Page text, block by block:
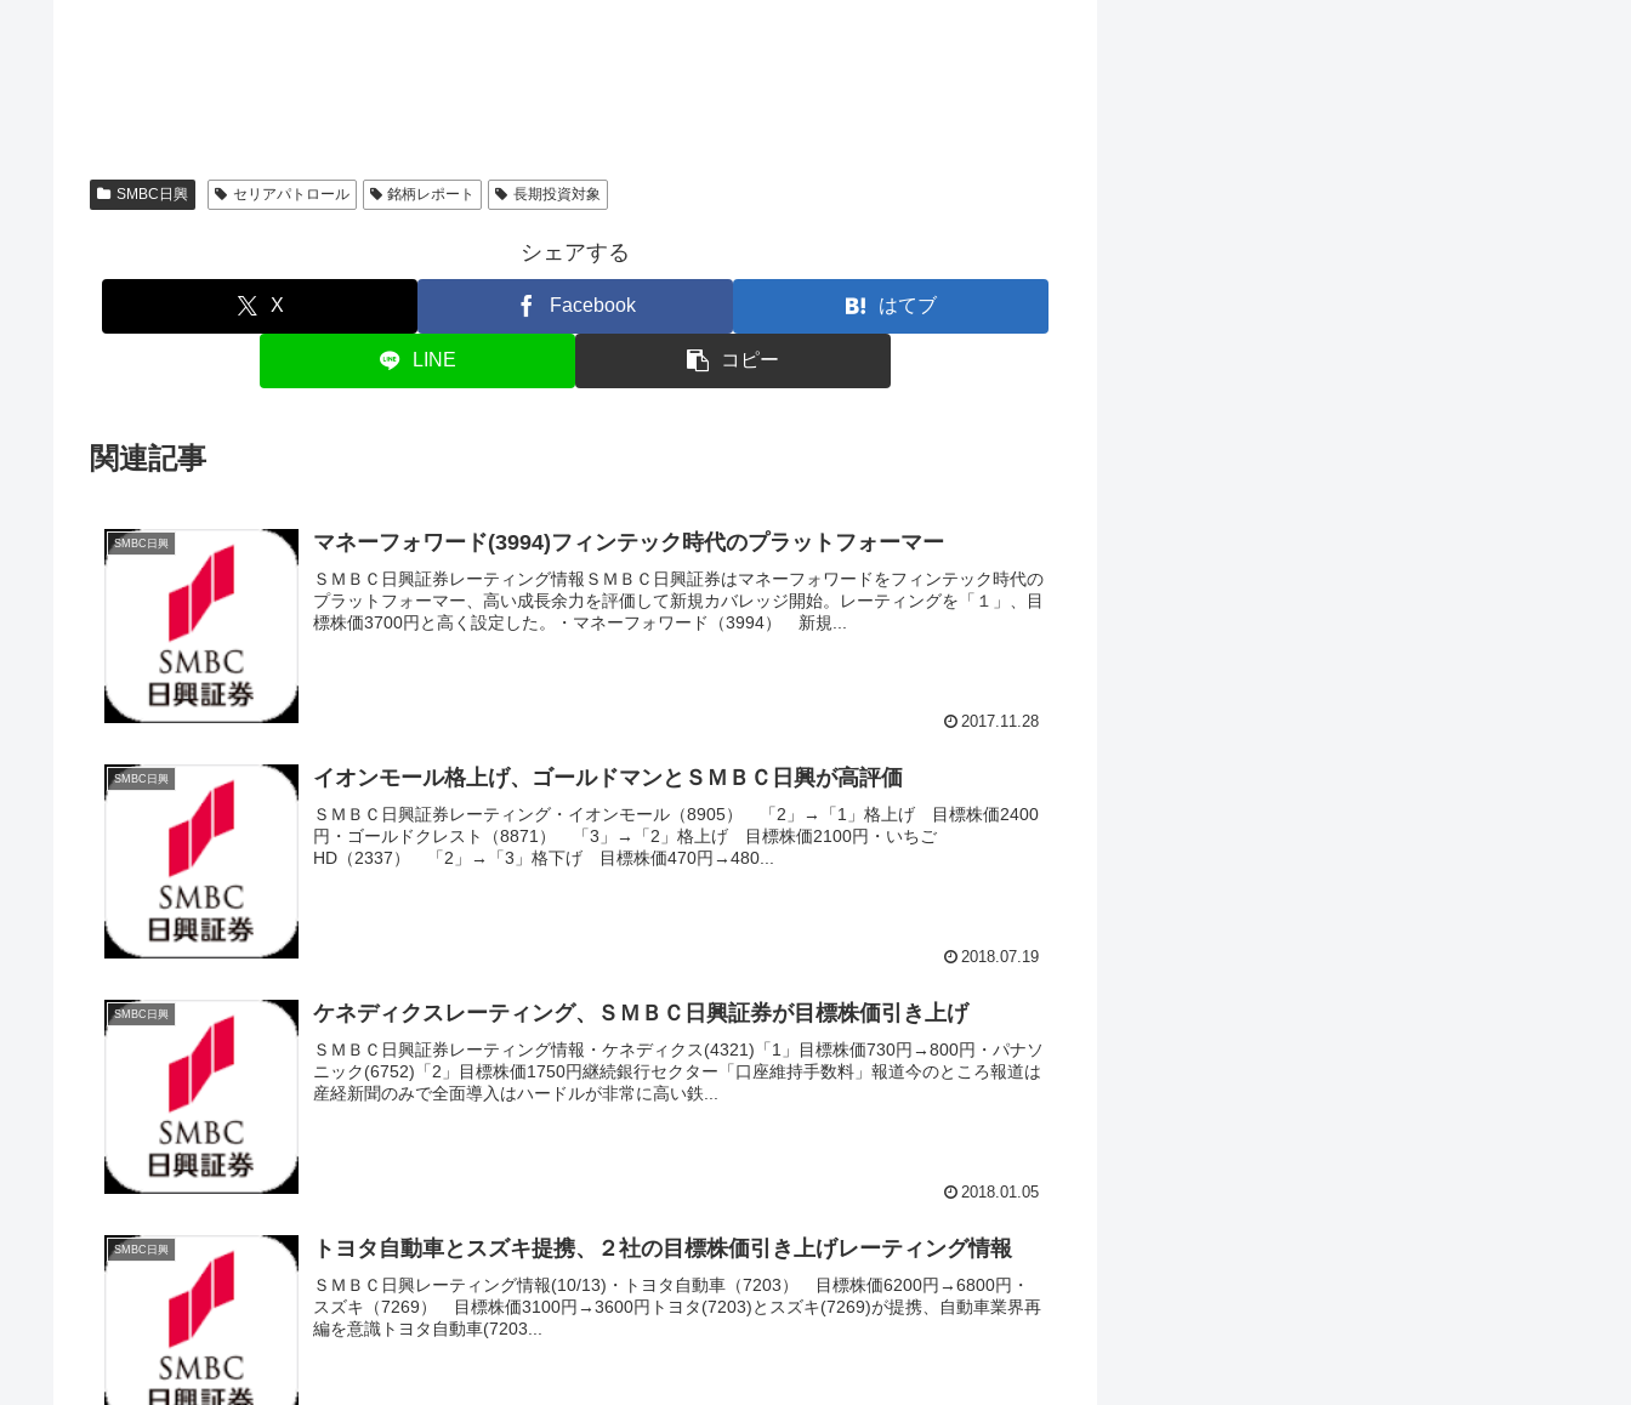
SMBC日興 セリアパトロール 銘柄レポート 長期投資対象
シェアする
X Facebook はてブ
LINE コピー
関連記事
SMBC日興 マネーフォワード(3994)フィンテック時代のプラットフォーマー
ＳＭＢＣ日興証券レーティング情報ＳＭＢＣ日興証券はマネーフォワードをフィンテック時代の
プラットフォーマー、高い成長余力を評価して新規カバレッジ開始。レーティングを「１」、目
標株価3700円と高く設定した。・マネーフォワード（3994） 新規...
2017.11.28
SMBC日興 イオンモール格上げ、ゴールドマンとＳＭＢＣ日興が高評価
ＳＭＢＣ日興証券レーティング・イオンモール（8905） 「2」→「1」格上げ 目標株価2400
円・ゴールドクレスト（8871） 「3」→「2」格上げ 目標株価2100円・いちご
HD（2337） 「2」→「3」格下げ 目標株価470円→480...
2018.07.19
SMBC日興 ケネディクスレーティング、ＳＭＢＣ日興証券が目標株価引き上げ
ＳＭＢＣ日興証券レーティング情報・ケネディクス(4321)「1」目標株価730円→800円・パナソ
ニック(6752)「2」目標株価1750円継続銀行セクター「口座維持手数料」報道今のところ報道は
産経新聞のみで全面導入はハードルが非常に高い鉄...
2018.01.05
SMBC日興 トヨタ自動車とスズキ提携、２社の目標株価引き上げレーティング情報
ＳＭＢＣ日興レーティング情報(10/13)・トヨタ自動車（7203） 目標株価6200円→6800円・
スズキ（7269） 目標株価3100円→3600円トヨタ(7203)とスズキ(7269)が提携、自動車業界再
編を意識トヨタ自動車(7203...